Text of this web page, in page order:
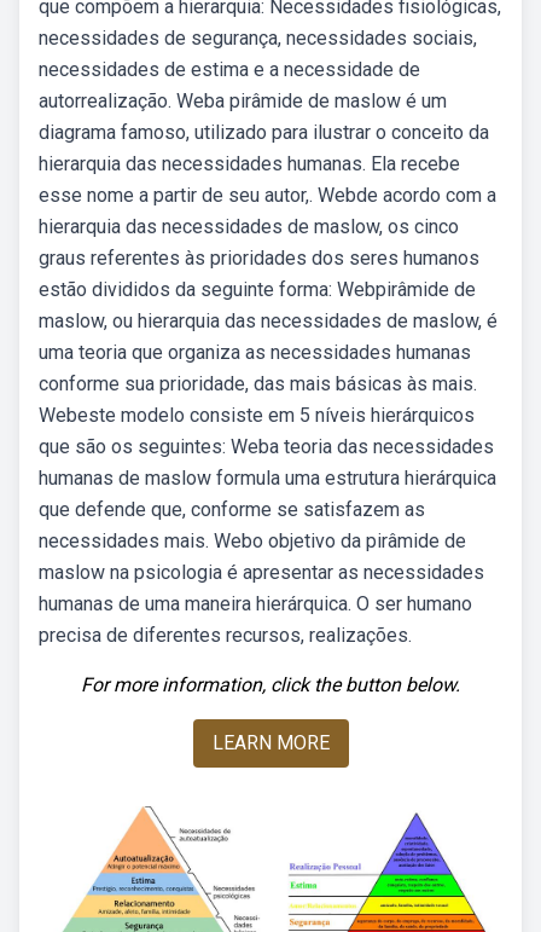
que compõem a hierarquia: Necessidades fisiológicas,
necessidades de segurança, necessidades sociais,
necessidades de estima e a necessidade de
autorrealização. Weba pirâmide de maslow é um
diagrama famoso, utilizado para ilustrar o conceito da
hierarquia das necessidades humanas. Ela recebe
esse nome a partir de seu autor,. Webde acordo com a
hierarquia das necessidades de maslow, os cinco
graus referentes às prioridades dos seres humanos
estão divididos da seguinte forma: Webpirâmide de
maslow, ou hierarquia das necessidades de maslow, é
uma teoria que organiza as necessidades humanas
conforme sua prioridade, das mais básicas às mais.
Webeste modelo consiste em 5 níveis hierárquicos
que são os seguintes: Weba teoria das necessidades
humanas de maslow formula uma estrutura hierárquica
que defende que, conforme se satisfazem as
necessidades mais. Webo objetivo da pirâmide de
maslow na psicologia é apresentar as necessidades
humanas de uma maneira hierárquica. O ser humano
precisa de diferentes recursos, realizações.
For more information, click the button below.
LEARN MORE